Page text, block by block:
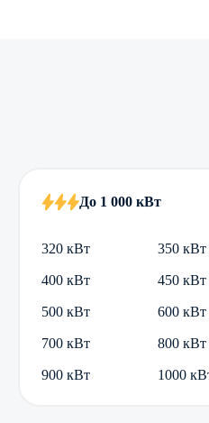
До 1 000 кВт
320 кВт 350 кВт
400 кВт 450 кВт
500 кВт 600 кВт
700 кВт 800 кВт
900 кВт 1000